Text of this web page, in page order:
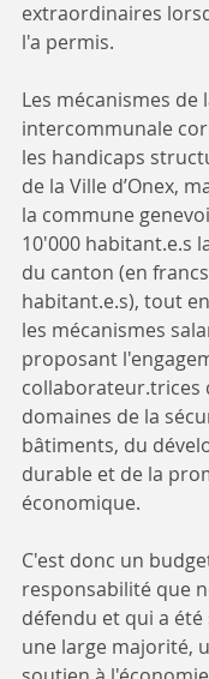
extraordinaires
l'a permis.
Les mécanismes
intercommunale
les handicaps
de la Ville d’Onex,
la commune
10'000 habitant.e.s
du canton (en
habitant.e.s), tout
les mécanismes
proposant
collaborateur.trices
domaines de la
bâtiments, du
durable et de la
économique.
C'est donc un
responsabilité que
défendu et qui a
une large majorité,